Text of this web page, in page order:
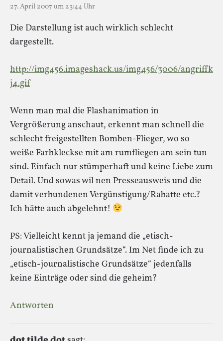
27. April 2007 um 23:44 Uhr
Die Darstellung ist auch wirklich schlecht
dargestellt.
http://img456.imageshack.us/img456/3006/angriffk
j4.gif
Wenn man mal die Flashanimation in
Vergrößerung anschaut, erkennt man schnell die
schlecht freigestellten Bomben-Flieger, wo so
weiße Farbkleckse mit am rumfliegen am sein tun
sind. Einfach nur stümperhaft und keine Liebe zum
Detail. Und sowas wil nen Presseausweis und die
damit verbundenen Vergünstigung/Rabatte etc.?
Ich hätte auch abgelehnt!
PS: Vielleicht kennt ja jemand die „etisch-
journalistischen Grundsätze“. Im Net finde ich zu
„etisch-journalistische Grundsätze“ jedenfalls
keine Einträge oder sind die geheim?
Antworten